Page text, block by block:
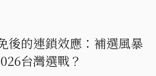
後的連鎖效應：補選風暴
台灣選戰？